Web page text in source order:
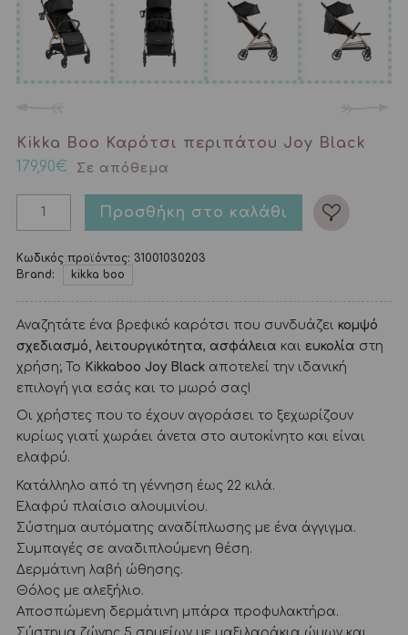
Kikka Boo Καρότσι περιπάτου Joy Black
179,90€ Σε απόθεμα
Προσθήκη στο καλάθι
Κωδικός προϊόντος: 31001030203
Brand:
kikka boo
Αναζητάτε ένα βρεφικό καρότσι που συνδυάζει κομψό
σχεδιασμό, λειτουργικότητα, ασφάλεια και ευκολία στη
χρήση; Το Kikkaboo Joy Blackαποτελεί την ιδανική
επιλογή για εσάς και το μωρό σας!
Οι χρήστες που το έχουν αγοράσει το ξεχωρίζουν
κυρίως γιατί χωράει άνετα στο αυτοκίνητο και είναι
ελαφρύ.
Κατάλληλο από τη γέννηση έως 22 κιλά.
Ελαφρύ πλαίσιο αλουμινίου.
Σύστημα αυτόματης αναδίπλωσης με ένα άγγιγμα.
Συμπαγές σε αναδιπλούμενη θέση.
Δερμάτινη λαβή ώθησης.
Θόλος με αλεξήλιο.
Αποσπώμενη δερμάτινη μπάρα προφυλακτήρα.